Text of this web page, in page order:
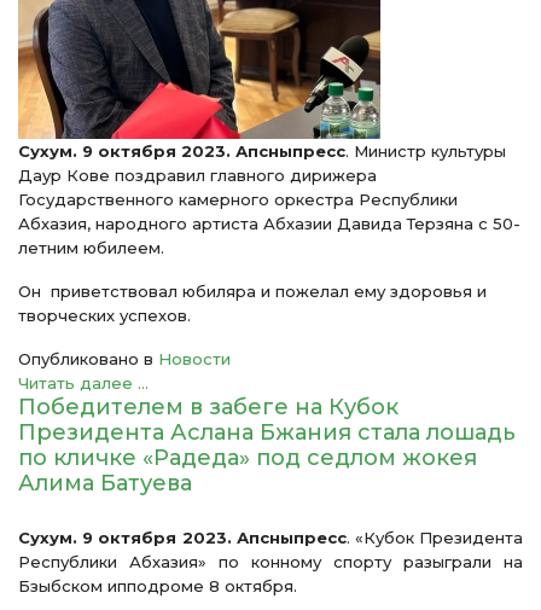
Сухум. 9 октября 2023. Апсныпресс. Министр культуры
Даур Кове поздравил главного дирижера
Государственного камерного оркестра Республики
Абхазия, народного артиста Абхазии Давида Терзяна с 50-
летним юбилеем.
Он приветствовал юбиляра и пожелал ему здоровья и
творческих успехов.
Опубликовано в Новости
Читать далее ...
Победителем в забеге на Кубок
Президента Аслана Бжания стала лошадь
по кличке «Радеда» под седлом жокея
Алима Батуева
Сухум. 9 октября 2023. Апсныпресс. «Кубок Президента
Республики Абхазия» по конному спорту разыграли на
Бзыбском ипподроме 8 октября.